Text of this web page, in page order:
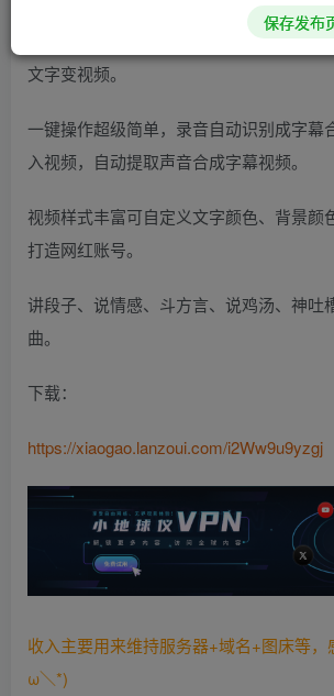
一边说话，一边自动变字幕视频，边说
文字变视频。
一键操作超级简单，录音自动识别成字幕
入视频，自动提取声音合成字幕视频。
视频样式丰富可自定义文字颜色、背景颜
打造网红账号。
讲段子、说情感、斗方言、说鸡汤、神吐
曲。
下载：
https://xiaogao.lanzoui.com/i2Ww9u9yzgj
收入主要用来维持服务器+域名+图床等
ω＼*)
保存发布